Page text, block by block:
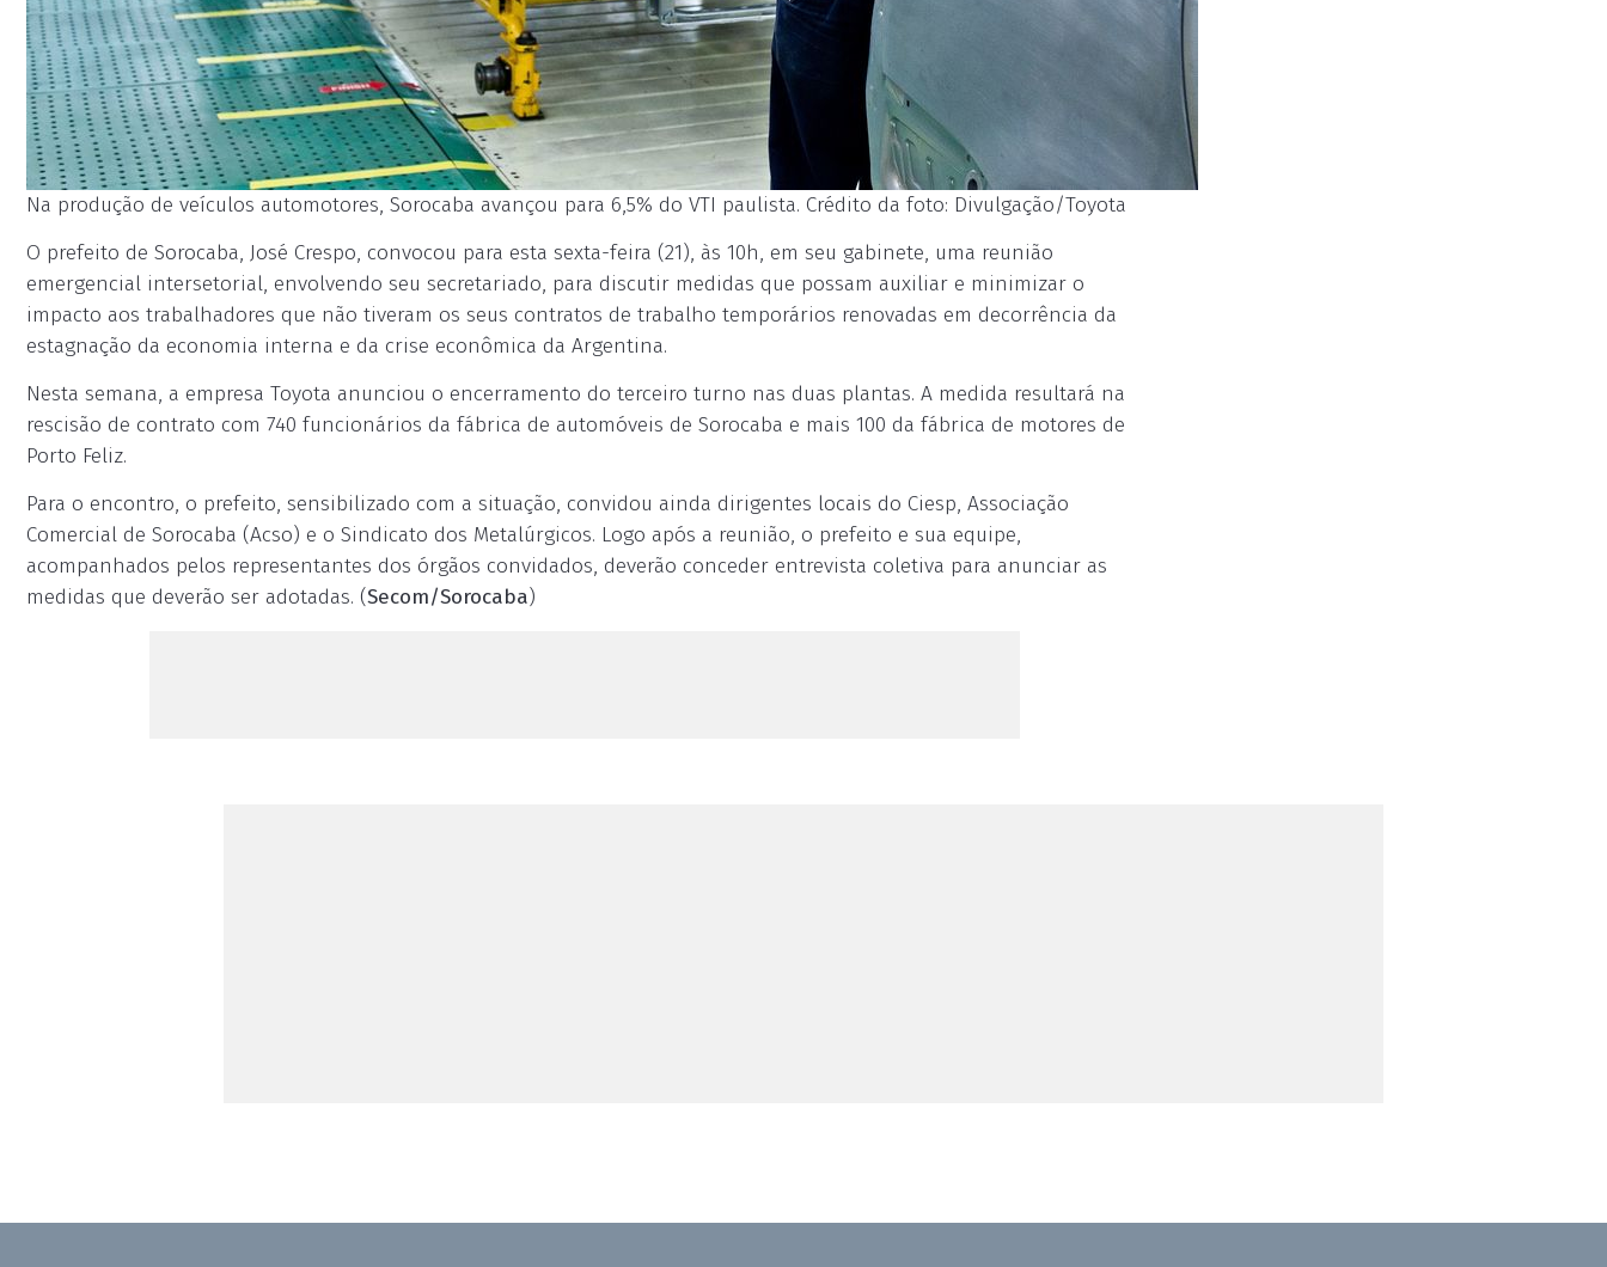
Na produção de veículos automotores, Sorocaba avançou para 6,5% do VTI paulista. Crédito da foto: Divulgação/Toyota
O prefeito de Sorocaba, José Crespo, convocou para esta sexta-feira (21), às 10h, em seu gabinete, uma reunião
emergencial intersetorial, envolvendo seu secretariado, para discutir medidas que possam auxiliar e minimizar o
impacto aos trabalhadores que não tiveram os seus contratos de trabalho temporários renovadas em decorrência da
estagnação da economia interna e da crise econômica da Argentina.
Nesta semana, a empresa Toyota anunciou o encerramento do terceiro turno nas duas plantas. A medida resultará na
rescisão de contrato com 740 funcionários da fábrica de automóveis de Sorocaba e mais 100 da fábrica de motores de
Porto Feliz.
Para o encontro, o prefeito, sensibilizado com a situação, convidou ainda dirigentes locais do Ciesp, Associação
Comercial de Sorocaba (Acso) e o Sindicato dos Metalúrgicos. Logo após a reunião, o prefeito e sua equipe,
acompanhados pelos representantes dos órgãos convidados, deverão conceder entrevista coletiva para anunciar as
medidas que deverão ser adotadas. (Secom/Sorocaba)